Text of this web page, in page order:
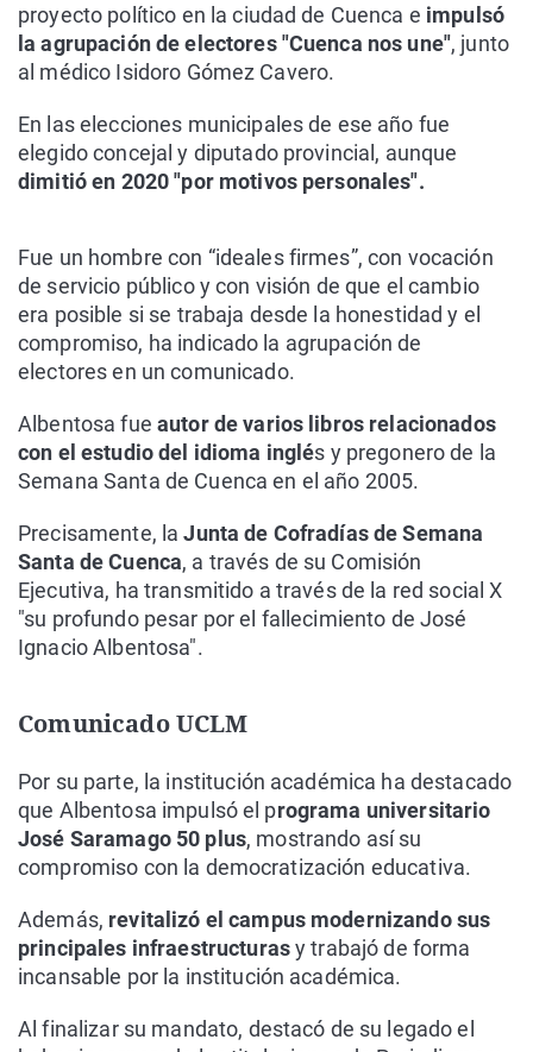
proyecto político en la ciudad de Cuenca e impulsó
la agrupación de electores "Cuenca nos une", junto
al médico Isidoro Gómez Cavero.
En las elecciones municipales de ese año fue
elegido concejal y diputado provincial, aunque
dimitió en 2020 "por motivos personales".
Fue un hombre con “ideales firmes”, con vocación
de servicio público y con visión de que el cambio
era posible si se trabaja desde la honestidad y el
compromiso, ha indicado la agrupación de
electores en un comunicado.
Albentosa fue autor de varios libros relacionados
con el estudio del idioma inglés y pregonero de la
Semana Santa de Cuenca en el año 2005.
Precisamente, laJunta de Cofradías de Semana
Santa de Cuenca, a través de su Comisión
Ejecutiva, ha transmitido a través de la red social X
"su profundo pesar por el fallecimiento de José
Ignacio Albentosa".
Comunicado UCLM
Por su parte, la institución académica ha destacado
que Albentosa impulsó el programa universitario
José Saramago 50 plus, mostrando así su
compromiso con la democratización educativa.
Además, revitalizó el campus modernizando sus
principales infraestructurasy trabajó de forma
incansable por la institución académica.
Al finalizar su mandato, destacó de su legado el